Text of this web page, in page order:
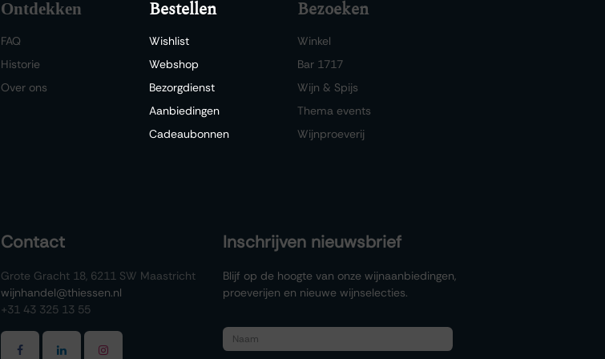
Ontdekken
FAQ
Historie
Over ons
Bestellen
Wishlist
Webshop
Bezorgdienst
Aanbiedingen
Cadeaubonnen
Bezoeken
Winkel
Bar 1717
Wijn & Spijs
Thema events
Wijnproeverij
Contact
Grote Gracht 18, 6211 SW Maastricht
wijnhandel@thiessen.nl
+31 43 325 13 55
Inschrijven nieuwsbrief
Blijf op de hoogte van onze wijnaanbiedingen,
proeverijen en nieuwe wijnselecties.